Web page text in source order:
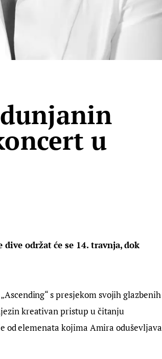
u
održat će se 14. travnja, dok
s presjekom svojih glazbenih
kreativan pristup u čitanju
od elemenata kojima Amira oduševljava